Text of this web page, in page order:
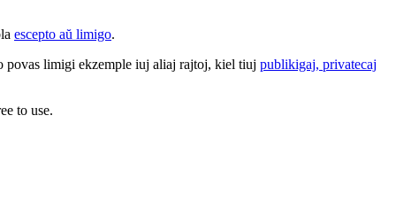
escepto aŭ limigo.
povas limigi ekzemple iuj aliaj rajtoj, kiel tiuj publikigaj, privatecaj
to use.